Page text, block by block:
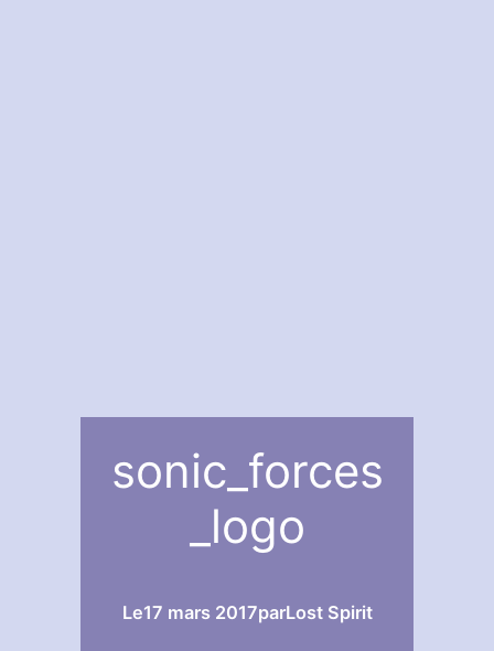
sonic_forces
_logo
Le17 mars 2017parLost Spirit